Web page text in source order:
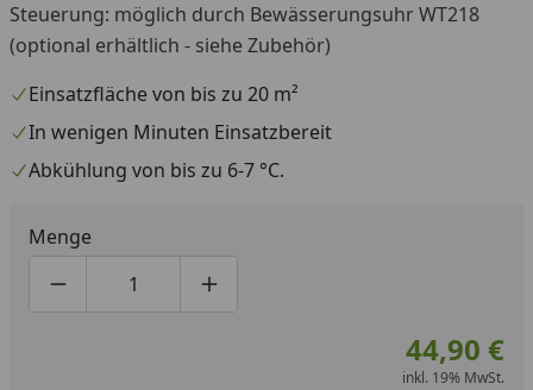
Steuerung: möglich durch Bewässerungsuhr WT218
(optional erhältlich - siehe Zubehör)
Einsatzfläche von bis zu 20 m²
In wenigen Minuten Einsatzbereit
Abkühlung von bis zu 6-7 °C.
Menge
Produktmenge um eins verringern
Produktmenge manuell eingeben
Produktmenge um eins erhöhen
44,90 €
inkl. 19% MwSt.